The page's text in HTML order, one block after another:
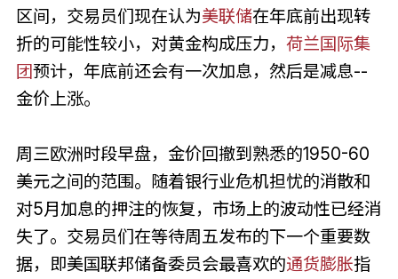
区间，交易员们现在认为美联储在年底前出现转
折的可能性较小，对黄金构成压力， 荷兰国际集
团预计，年底前还会有一次加息，然后是减息--
金价上涨。
周三欧洲时段早盘，金价回撤到熟悉的1950-60
美元之间的范围。随着银行业危机担忧的消散和
对5月加息的押注的恢复，市场上的波动性已经消
失了。交易员们在等待周五发布的下一个重要数
据，即美国联邦储备委员会最喜欢的通货膨胀指